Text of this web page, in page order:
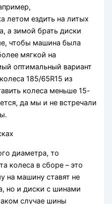
летом ездить на литых
а зимой брать диски
чтобы машина была
мягкой на
оптимальный вариант
185/65R15 из
колеса меньше 15-
да мы и не встречали
диаметра, то
колеса в сборе – это
на машину ставят не
но и диски с шинами
случае шины